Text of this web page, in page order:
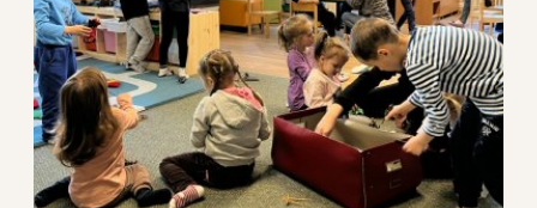
DALŠÍ VZDĚLÁVÁNÍ
O škole
Dokumenty
Kontakty